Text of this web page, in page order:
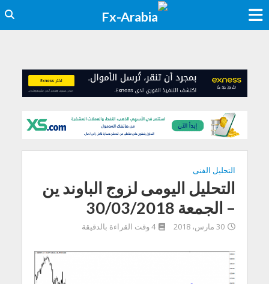
التحليل الفنى
التحليل اليومى لزوج الباوند ين
– الجمعة 30/03/2018
30 مارس، 2018 4 وقت القراءة بالدقيقة